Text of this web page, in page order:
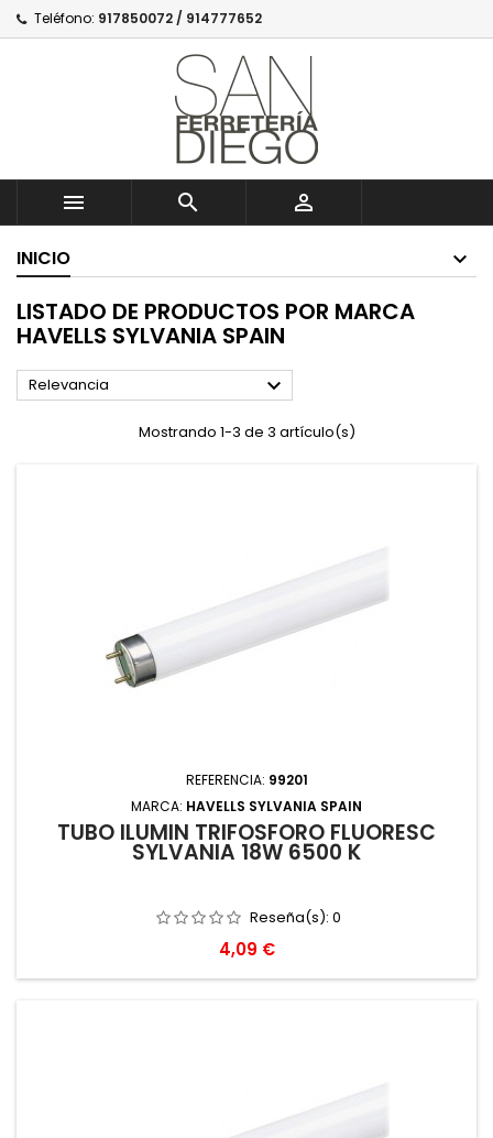
Teléfono: 917850072 / 914777652
  
INICIO
LISTADO DE PRODUCTOS POR MARCA
HAVELLS SYLVANIA SPAIN
Relevancia 
Mostrando 1-3 de 3 artículo(s)
REFERENCIA: 99201
MARCA: HAVELLS SYLVANIA SPAIN
TUBO ILUMIN TRIFOSFORO FLUORESC
SYLVANIA 18W 6500 K
Reseña(s): 0
Precio
4,09 €